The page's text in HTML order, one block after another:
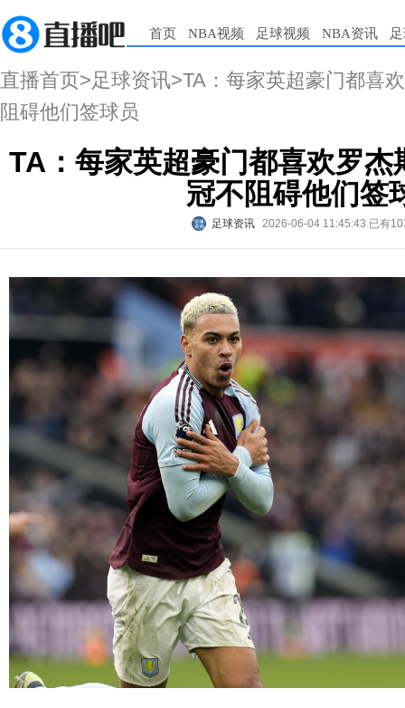
首页 NBA视频 足球视频 NBA资讯
直播首页>足球资讯>TA：每家英超豪门都喜
阻碍他们签球员
TA：每家英超豪门都喜欢罗杰
冠不阻碍他们签
足球资讯 2026-06-04 11:45:43 已有